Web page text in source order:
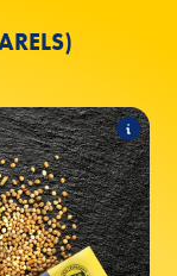
Perlen
volgende
producten: